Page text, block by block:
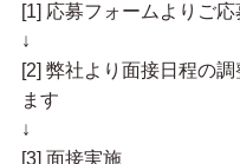
[1] 応募フォームよりご
↓
[2] 弊社より面接日程の
ます
↓
[3] 面接実施